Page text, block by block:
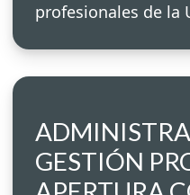
profesionales de la
GESTIÓN